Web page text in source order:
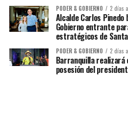
PODER & GOBIERNO 2 días
Alcalde Carlos
Gobierno entrante
estratégicos de
PODER & GOBIERNO 2 días
Barranquilla
posesión del